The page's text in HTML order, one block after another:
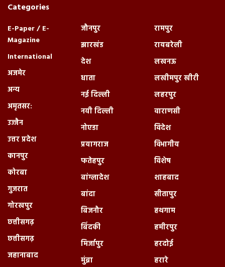
Categories
E-Paper / E-
Magazine
International
अजमेर
अन्य
अमृतसर:
उज्जैन
उत्तर प्रदेश
कानपुर
कोरबा
गुजरात
गोरखपुर
छत्तीसगढ़
छत्तीसगढ़
जहानाबाद
जौनपुर
झारखंड
देश
धाता
नई दिल्ली
नयी दिल्ली
नोएडा
प्रयागराज
फतेहपुर
बांग्लादेश
बांदा
बिजनौर
बिंदकी
मिर्जापुर
मुंब्रा
रामपुर
रायबरेली
लखनऊ
लखीमपुर खीरी
लहरपुर
वाराणसी
विदेश
विभागीय
विशेष
शाहबाद
सीतापुर
हथगाम
हमीरपुर
हरदोई
हरारे